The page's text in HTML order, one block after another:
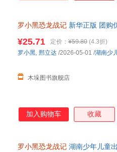
罗小黑恐龙战记 新华正版 团购
¥25.71 定价： ¥59.80 (4.3折)
木垛图书旗舰店
罗小黑, 邢立达 /2026-05-01 /湖南少
加入购物车 收藏
罗小黑恐龙战记 湖南少年儿童